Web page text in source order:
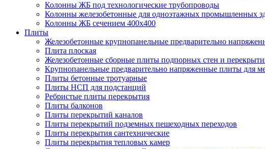
Колонны ЖБ под технологические трубопроводы
Колонны железобетонные для одноэтажных промышленных
Колонны ЖБ сечением 400х400
Плиты
Железобетонные крупнопанельные предварительно
Плита плоская
Железобетонные сборные плиты подпорных стен и
Крупнопанельные предварительно напряженные плиты для
Плиты бетонные тротуарные
Плиты НСП для подстанций
Ребристые плиты перекрытия
Плиты балконов
Плиты перекрытий каналов
Плиты перекрытий подземных пешеходных переходов
Плиты перекрытия сантехнические
Плиты перекрытия тепловых камер